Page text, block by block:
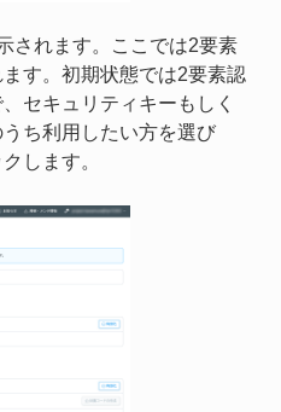
されます。ここでは2要素
す。初期状態では2要素認
セキュリティキーもしく
ち利用したい方を選び
します。